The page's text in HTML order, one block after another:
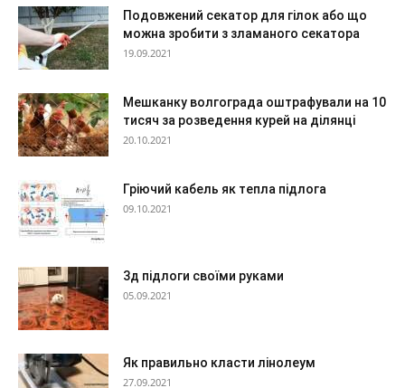
Подовжений секатор для гілок або що
можна зробити з зламаного секатора
19.09.2021
Мешканку волгограда оштрафували на 10
тисяч за розведення курей на ділянці
20.10.2021
Гріючий кабель як тепла підлога
09.10.2021
3д підлоги своїми руками
05.09.2021
Як правильно класти лінолеум
27.09.2021